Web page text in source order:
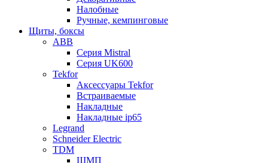
Налобные
Ручные, кемпинговые
Щиты, боксы
ABB
Серия Mistral
Серия UK600
Tekfor
Аксессуары Tekfor
Встраиваемые
Накладные
Накладные ip65
Legrand
Schneider Electric
TDM
ЩМП